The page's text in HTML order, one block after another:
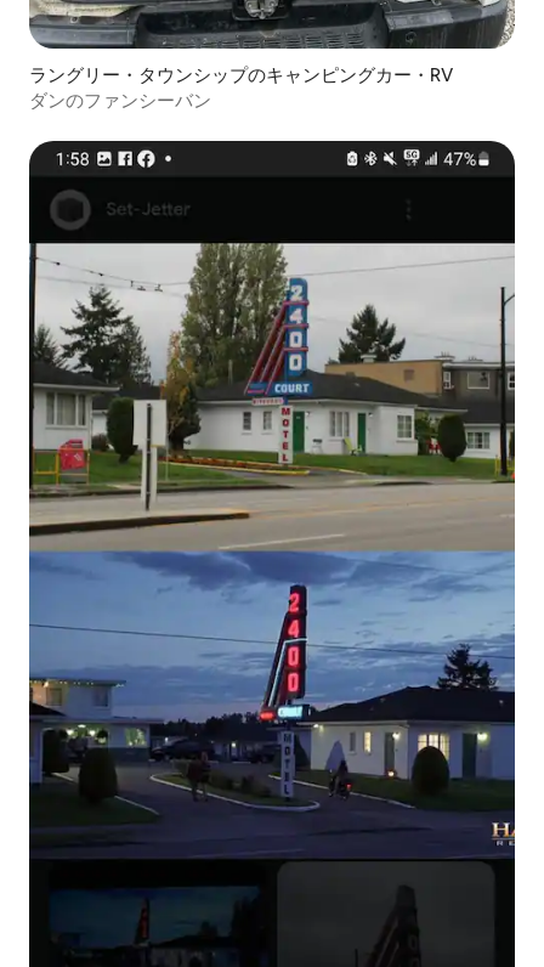
ラングリー・タウンシップのキャンピングカー・RV
ダンのファンシーバン